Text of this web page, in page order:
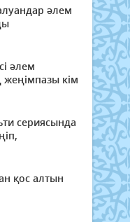
әлем
әлем
кім
сериясында
қос алтын